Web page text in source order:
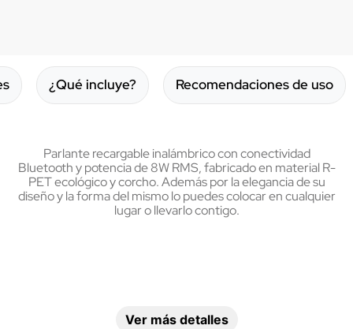
¿Qué incluye? Recomendaciones de uso
Parlante recargable inalámbrico con conectividad
Bluetooth y potencia de 8W RMS, fabricado en material R-
PET ecológico y corcho. Además por la elegancia de su
diseño y la forma del mismo lo puedes colocar en cualquier
lugar o llevarlo contigo.
Ver más detalles